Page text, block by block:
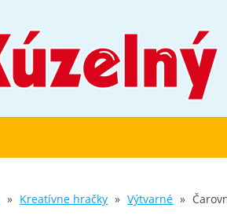
Kreatívne hračky Výtvarné